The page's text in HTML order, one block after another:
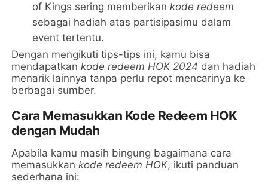
of Kings sering memberikankode redeem
sebagai hadiah atas partisipasimu dalam
event tertentu.
Dengan mengikuti tips-tips ini, kamu bisa
mendapatkankode redeem HOK 2024 dan hadiah
menarik lainnya tanpa perlu repot mencarinya ke
berbagai sumber.
Cara Memasukkan Kode Redeem HOK
dengan Mudah
Apabila kamu masih bingung bagaimana cara
memasukkankode redeem HOK, ikuti panduan
sederhana ini: